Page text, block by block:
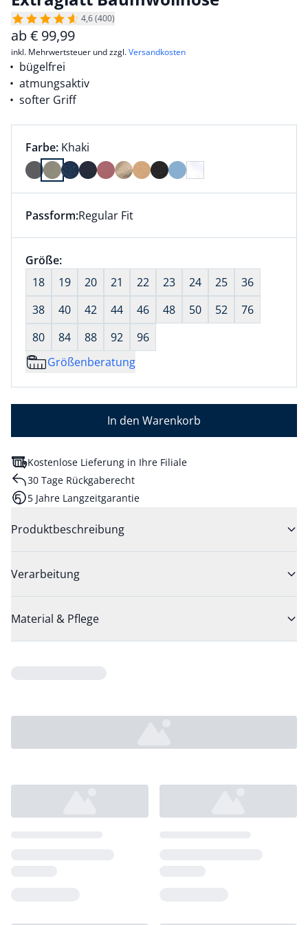
4,6 (400)
ab€ 99,99
inkl. Mehrwertsteuer und zzgl.Versandkosten
bügelfrei
atmungsaktiv
softer Griff
Farbauswahl:
Farbe: aktuell ausgewählt:
Khaki
Farbe Khaki ausgewählt
Dieser Artikel hat die Passform Regular Fit. für
Passform:Regular Fit
Größenauswahl:
Größe:nichts ausgewählt
18
19 20 21 22 23 24 25
36
38
40 42 44 46 48 50 52
76
80
84 88 92
96
Größenberatung
In den Warenkorb
Kostenlose Lieferung in Ihre Filiale
30 Tage Rückgaberecht
5 Jahre Langzeitgarantie
Produktbeschreibung
Verarbeitung
Material & Pflege